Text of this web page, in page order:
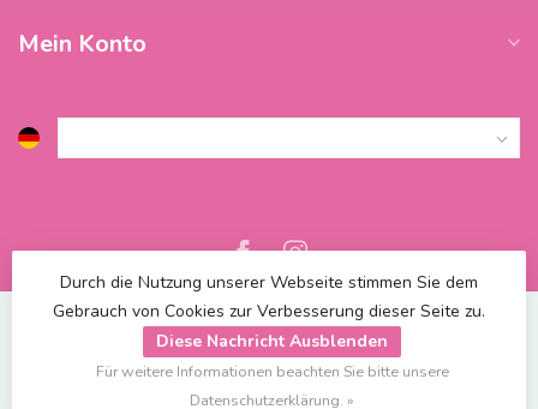
Mein Konto
© Copyright 2026 Blossify| Powered by
Durch die Nutzung unserer Webseite stimmen Sie dem
Gebrauch von Cookies zur Verbesserung dieser Seite zu.
Diese Nachricht Ausblenden
Für weitere Informationen beachten Sie bitte unsere
Datenschutzerklärung. »